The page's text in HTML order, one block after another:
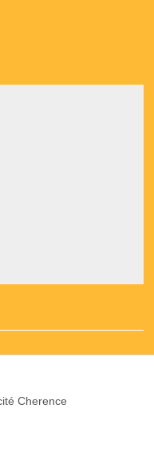
Cherence